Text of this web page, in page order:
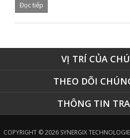
Đọc tiếp
VỊ TRÍ CỦA
THEO DÕI
THÔNG TIN
COPYRIGHT © 2026 SYNERGIX